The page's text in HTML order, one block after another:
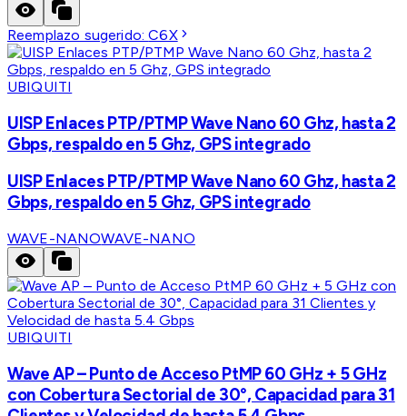
Reemplazo sugerido:C6X
UBIQUITI
UISP Enlaces PTP/PTMP Wave Nano 60 Ghz, hasta 2
Gbps, respaldo en 5 Ghz, GPS integrado
UISP Enlaces PTP/PTMP Wave Nano 60 Ghz, hasta 2
Gbps, respaldo en 5 Ghz, GPS integrado
WAVE-NANOWAVE-NANO
UBIQUITI
Wave AP – Punto de Acceso PtMP 60 GHz + 5 GHz
con Cobertura Sectorial de 30°, Capacidad para 31